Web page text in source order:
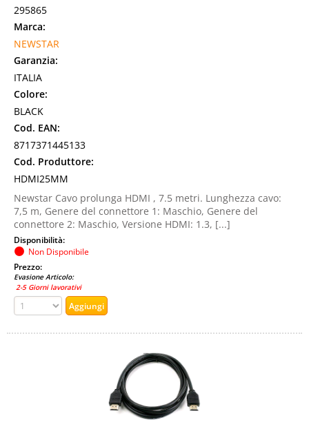
295865
Marca:
NEWSTAR
Garanzia:
ITALIA
Colore:
BLACK
Cod. EAN:
8717371445133
Cod. Produttore:
HDMI25MM
Newstar Cavo prolunga HDMI , 7.5 metri. Lunghezza cavo:
7,5 m, Genere del connettore 1: Maschio, Genere del
connettore 2: Maschio, Versione HDMI: 1.3, [...]
Disponibilità:
Non Disponibile
Prezzo:
Evasione Articolo:
2-5 Giorni lavorativi